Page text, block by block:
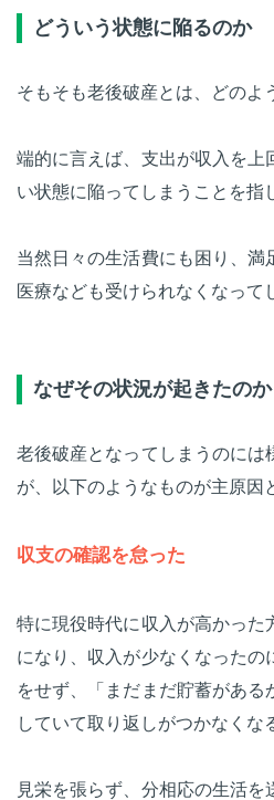
どういう状態に陥るのか
そもそも老後破産とは、どのよ
端的に言えば、支出が収入を上
い状態に陥ってしまうことを指
当然日々の生活費にも困り、満
医療なども受けられなくなって
なぜその状況が起きたのか
老後破産となってしまうのには
が、以下のようなものが主原因
収支の確認を怠った
特に現役時代に収入が高かった
になり、収入が少なくなったの
をせず、「まだまだ貯蓄があ
していて取り返しがつかなくな
見栄を張らず、分相応の生活